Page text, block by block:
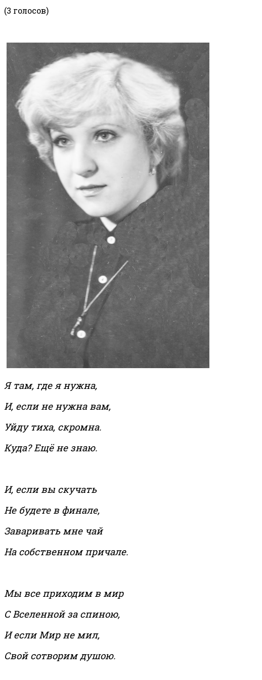
(3 голосов)
Я там, где я нужна,
И, если не нужна вам,
Уйду тиха, скромна.
Куда? Ещё не знаю.
И, если вы скучать
Не будете в финале,
Заваривать мне чай
На собственном причале.
Мы все приходим в мир
С Вселенной за спиною,
И если Мир не мил,
Свой сотворим душою.